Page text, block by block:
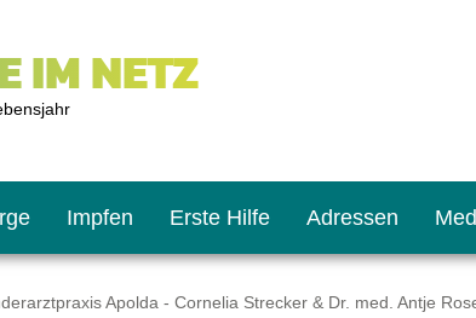
IM NETZ
Impfen Erste Hilfe Adressen
Apolda - Cornelia Strecker & Dr. med. Antje